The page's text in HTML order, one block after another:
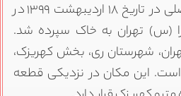
پیکر حاج محمد کریم فضلی در تاریخ ۱۸ اردیبهشت ۱۳۹۹ در
زهرا (س) تهران به خاک سپرده شد.
شهرستان ری، بخش کهریزک،
این مکان در نزدیکی قطعه